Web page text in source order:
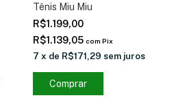
Tênis Miu Miu
R$1.199,00
R$1.139,05 com Pix
7 x de R$171,29 sem juros
Comprar